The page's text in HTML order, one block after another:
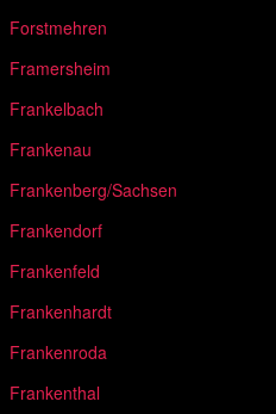
Forstmehren
Framersheim
Frankelbach
Frankenau
Frankenberg/Sachsen
Frankendorf
Frankenfeld
Frankenhardt
Frankenroda
Frankenthal